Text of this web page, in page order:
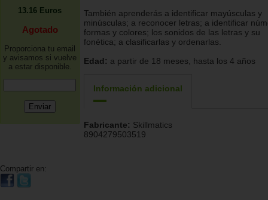
13.16 Euros
Agotado
Proporciona tu email
y avisamos si vuelve
a estar disponible.
Compartir en:
También aprenderás a identificar mayúsculas y
minúsculas; a reconocer letras; a identificar
formas y colores; los sonidos de las letras y su
fonética; a clasificarlas y ordenarlas.
Edad: a partir de 18 meses, hasta los 4 años
Información adicional
Fabricante: Skillmatics
8904279503519